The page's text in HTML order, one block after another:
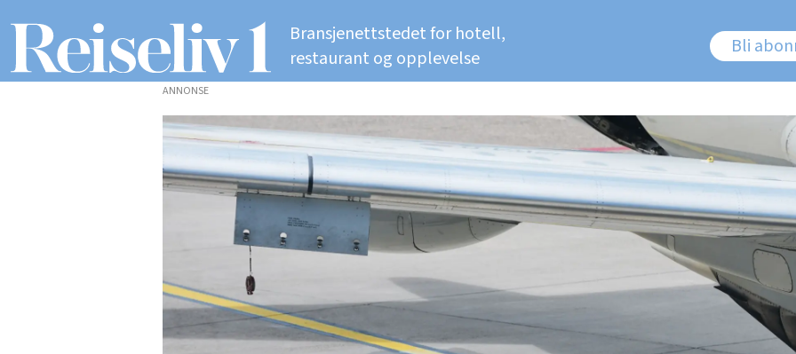
Bransjenettstedet for hotell,
restaurant og opplevelse
Bli
ANNONSE